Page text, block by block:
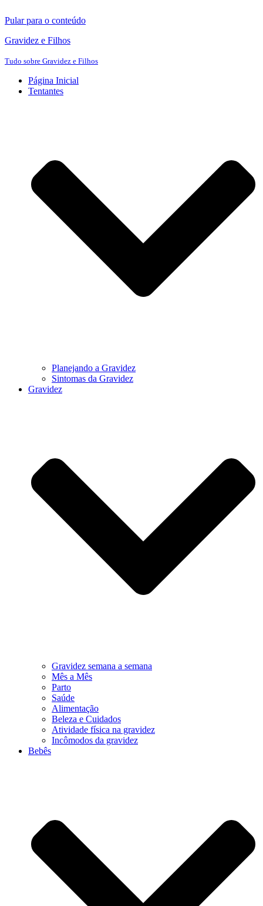
Pular para o conteúdo
Gravidez e Filhos
Tudo sobre Gravidez e Filhos
Página Inicial
Tentantes
Planejando a Gravidez
Sintomas da Gravidez
Gravidez
Gravidez semana a semana
Mês a Mês
Parto
Saúde
Alimentação
Beleza e Cuidados
Atividade física na gravidez
Incômodos da gravidez
Bebês